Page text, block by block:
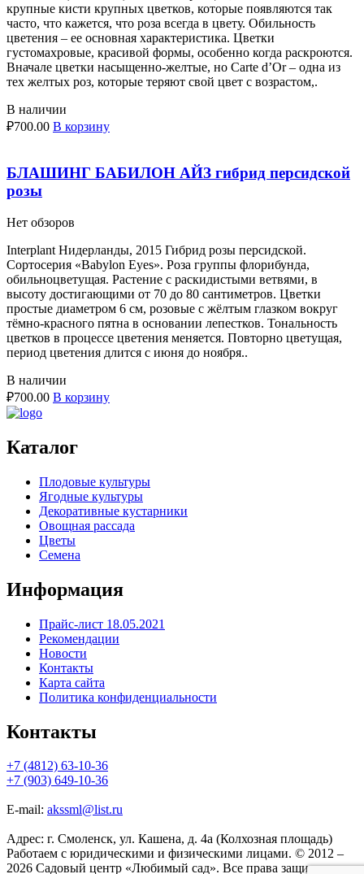
крупные кисти крупных цветков, которые появляются так
часто, что кажется, что роза всегда в цвету. Обильность
цветения – ее основная характеристика. Цветки
густомахровые, красивой формы, особенно когда раскроются.
Вначале цветки насыщенно-желтые, но Carte d’Or – одна из
тех желтых роз, которые теряют свой цвет с возрастом,.
В наличии
₽700.00 В корзину
БЛАШИНГ БАБИЛОН АЙЗ гибрид персидской
розы
Нет обзоров
Interplant Нидерланды, 2015 Гибрид розы персидской.
Сортосерия «Babylon Eyes». Роза группы флорибунда,
обильноцветущая. Растение с раскидистыми ветвями, в
высоту достигающими от 70 до 80 сантиметров. Цветки
простые диаметром 6 см, розовые с жёлтым глазком вокруг
тёмно-красного пятна в основании лепестков. Тональность
цветков в процессе цветения меняется. Повторно цветущая,
период цветения длится с июня до ноября..
В наличии
₽700.00 В корзину
Каталог
Плодовые культуры
Ягодные культуры
Декоративные кустарники
Овощная рассада
Цветы
Семена
Информация
Прайс-лист 18.05.2021
Рекомендации
Новости
Контакты
Карта сайта
Политика конфиденциальности
Контакты
+7 (4812) 63-10-36
+7 (903) 649-10-36
E-mail: akssml@list.ru
Адрес: г. Смоленск, ул. Кашена, д. 4а (Колхозная площадь)
Работаем с юридическими и физическими лицами. © 2012 –
2026 Садовый центр «Любимый сад». Все права защищены.